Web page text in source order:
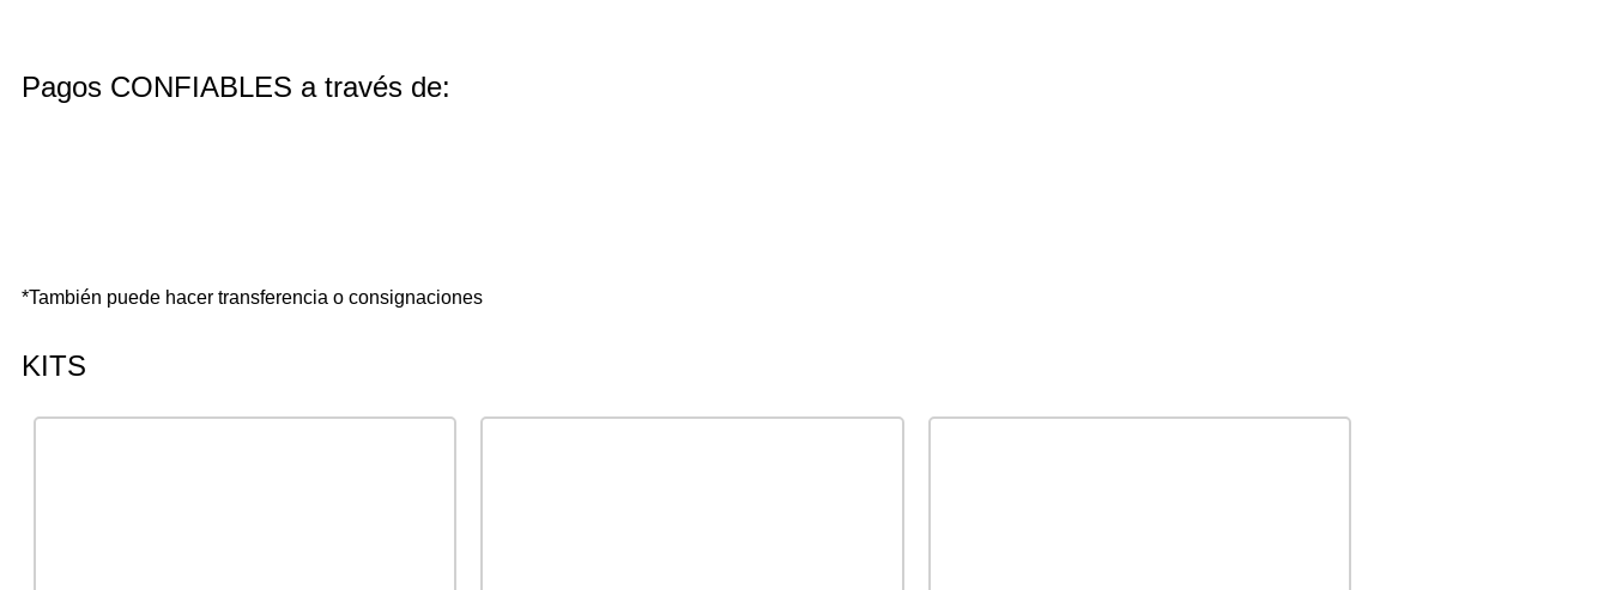
Pagos CONFIABLES a través de:
*También puede hacer transferencia o consignaciones
KITS